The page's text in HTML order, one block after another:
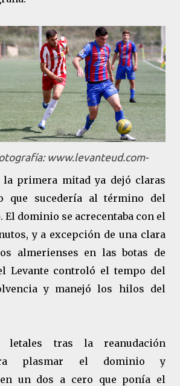
www.levanteud.com-
la primera mitad ya dejó claras
que sucedería al término del
El dominio se acrecentaba con el
y a excepción de una clara
almerienses en las botas de
Levante controló el tempo del
y manejó los hilos del
letales tras la reanudación
plasmar el dominio y
un dos a cero que ponía el